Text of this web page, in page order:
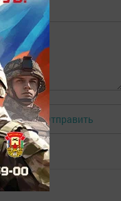
Отправить